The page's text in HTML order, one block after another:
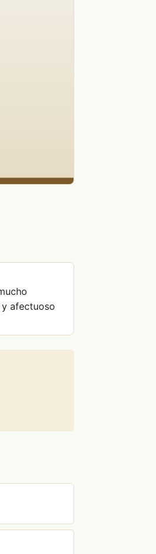
afectuoso